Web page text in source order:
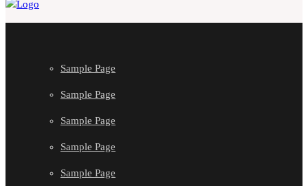
Sample Page
Sample Page
Sample Page
Sample Page
Sample Page